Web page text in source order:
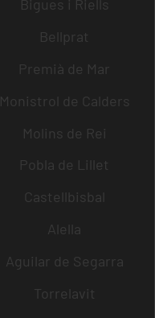
Bigues i Riells
Bellprat
Premià de Mar
Monistrol de Calders
Molins de Rei
Pobla de Lillet
Castellbisbal
Alella
Aguilar de Segarra
Torrelavit